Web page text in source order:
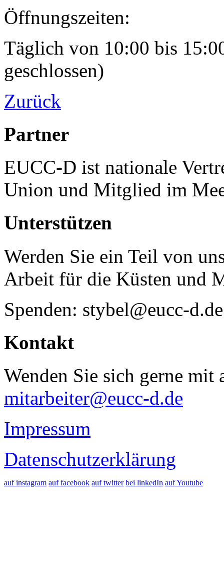
Öffnungszeiten:
Täglich von 10:00 bis
geschlossen)
Zurück
Partner
EUCC-D ist nationale
Union und Mitglied im
Unterstützen
Werden Sie ein Teil von
Arbeit für die Küsten und
Spenden: stybel@eucc-d.de
Kontakt
Wenden Sie sich gerne mit
mitarbeiter@eucc-d.de
Impressum
Datenschutzerklärung
auf instagram auf facebook auf twitter bei linkedIn auf Youtube